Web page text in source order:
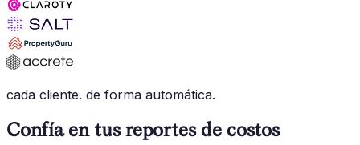
cada cliente. de forma automática.
Confía en tus reportes de costos